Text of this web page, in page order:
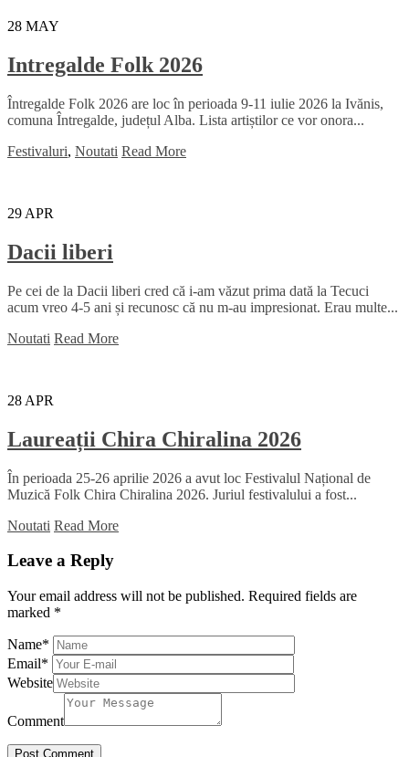
28 MAY
Intregalde Folk 2026
Întregalde Folk 2026 are loc în perioada 9-11 iulie 2026 la Ivănis,
comuna Întregalde, județul Alba. Lista artiștilor ce vor onora...
Festivaluri, Noutati Read More
29 APR
Dacii liberi
Pe cei de la Dacii liberi cred că i-am văzut prima dată la Tecuci
acum vreo 4-5 ani și recunosc că nu m-au impresionat. Erau multe...
Noutati Read More
28 APR
Laureații Chira Chiralina 2026
În perioada 25-26 aprilie 2026 a avut loc Festivalul Național de
Muzică Folk Chira Chiralina 2026. Juriul festivalului a fost...
Noutati Read More
Leave a Reply
Your email address will not be published. Required fields are
marked *
Name*
Email*
Website
Comment